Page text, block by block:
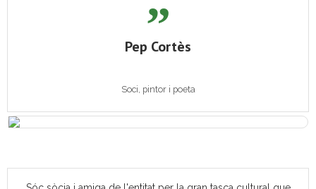
Pep Cortès
Soci, pintor i poeta